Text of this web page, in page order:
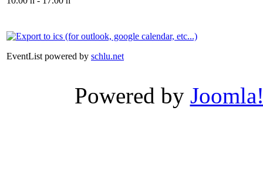
EventList powered by schlu.net
Powered by